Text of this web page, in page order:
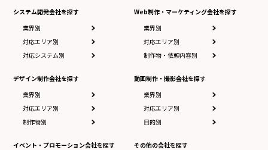
システム開発会社を探す
業界別
対応エリア別
対応システム別
デザイン制作会社を探す
業界別
対応エリア別
制作物別
イベント・プロモーション会社を探す
Web制作・マーケティング会社を探す
業界別
対応エリア別
制作物・依頼内容別
動画制作・撮影会社を探す
業界別
対応エリア別
目的別
その他の会社を探す